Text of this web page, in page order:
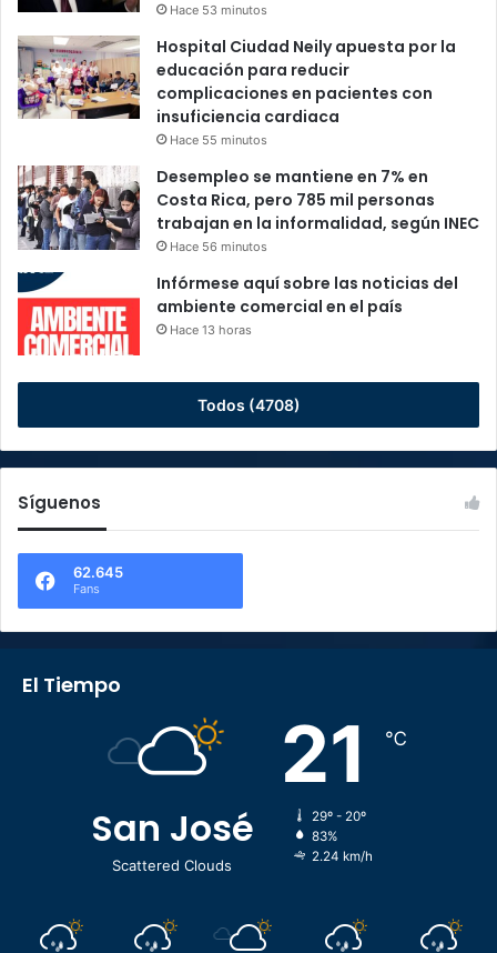
Hace 53 minutos
Hospital Ciudad Neily apuesta por la
educación para reducir
complicaciones en pacientes con
insuficiencia cardiaca
Hace 55 minutos
Desempleo se mantiene en 7% en
Costa Rica, pero 785 mil personas
trabajan en la informalidad, según INEC
Hace 56 minutos
Infórmese aquí sobre las noticias del
ambiente comercial en el país
Hace 13 horas
Todos (4708)
Síguenos
62.645
Fans
El Tiempo
San José
Scattered Clouds
21 ℃
29º - 20º
83%
2.24 km/h